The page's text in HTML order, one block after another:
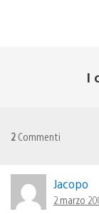
I
2 Commenti
Jacopo
2 marzo